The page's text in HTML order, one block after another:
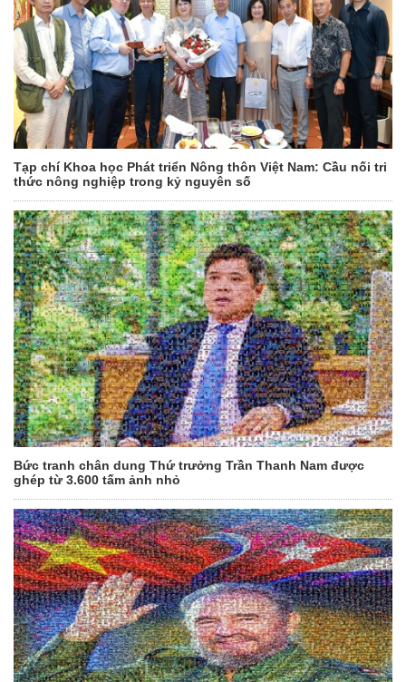
Tạp chí Khoa học Phát triển Nông thôn Việt Nam: Cầu nối tri
thức nông nghiệp trong kỷ nguyên số
Bức tranh chân dung Thứ trưởng Trần Thanh Nam được
ghép từ 3.600 tấm ảnh nhỏ